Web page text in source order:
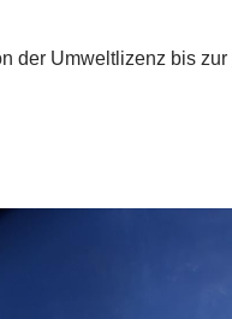
der Umweltlizenz bis zur